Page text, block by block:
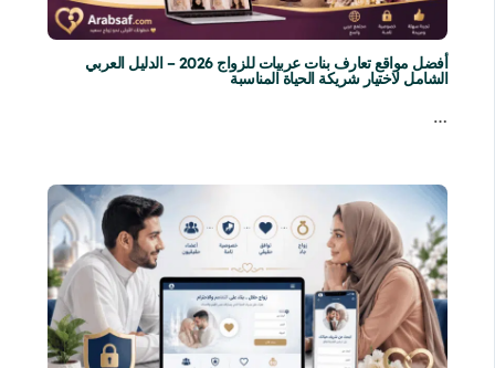
أفضل مواقع تعارف بنات عربيات للزواج 2026 – الدليل العربي
الشامل لاختيار شريكة الحياة المناسبة
…